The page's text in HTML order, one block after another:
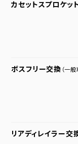
カセットスプロケッ
ボスフリー交換 （一般
リアディレイラー交